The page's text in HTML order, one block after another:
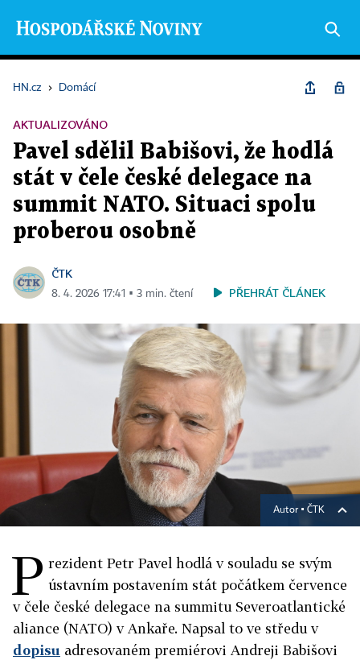
HN.cz › Domácí
AKTUALIZOVÁNO
Pavel sdělil Babišovi, že hodlá
stát v čele české delegace na
summit NATO. Situaci spolu
proberou osobně
ČTK
8. 4. 2026 17:41 ▪ 3 min. čtení PŘEHRÁT ČLÁNEK
Autor ▪ ČTK
P rezident Petr Pavel hodlá v souladu se svým
ústavním postavením stát počátkem července
v čele české delegace na summitu Severoatlantické
aliance (NATO) v Ankaře. Napsal to ve středu v
dopisu adresovaném premiérovi Andreji Babišovi